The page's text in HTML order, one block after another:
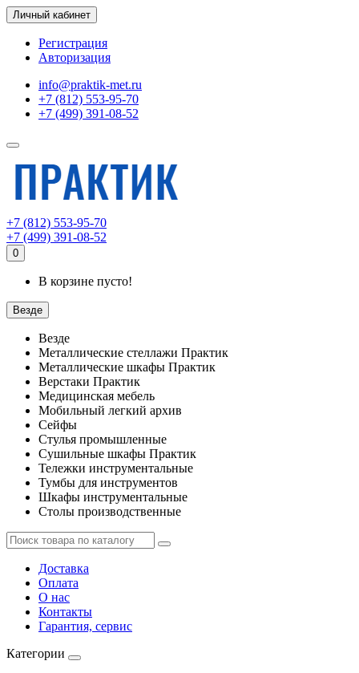
Личный кабинет
Регистрация
Авторизация
info@praktik-met.ru
+7 (812) 553-95-70
+7 (499) 391-08-52
+7 (812) 553-95-70
+7 (499) 391-08-52
0
В корзине пусто!
Везде
Везде
Металлические стеллажи Практик
Металлические шкафы Практик
Верстаки Практик
Медицинская мебель
Мобильный легкий архив
Сейфы
Стулья промышленные
Сушильные шкафы Практик
Тележки инструментальные
Тумбы для инструментов
Шкафы инструментальные
Столы производственные
Доставка
Оплата
О нас
Контакты
Гарантия, сервис
Категории